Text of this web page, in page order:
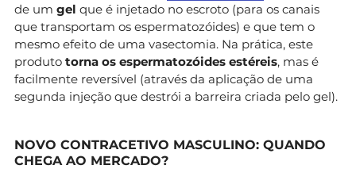
de um gel que é injetado no escroto (para os canais
que transportam os espermatozóides) e que tem o
mesmo efeito de uma vasectomia. Na prática, este
produto torna os espermatozóides estéreis, mas é
facilmente reversível (através da aplicação de uma
segunda injeção que destrói a barreira criada pelo gel).
NOVO CONTRACETIVO MASCULINO: QUANDO
CHEGA AO MERCADO?